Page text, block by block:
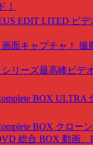
！
EDIT LITED ビ
画面キャプチャ！ 撮
BOX ULTRA
BOX クロー
総合 BOX 動画、